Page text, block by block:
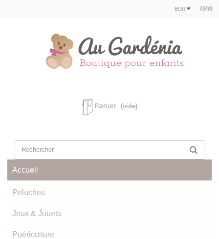
EUR
Panier (vide)
Accueil
Peluches
Jeux & Jouets
Puériculture